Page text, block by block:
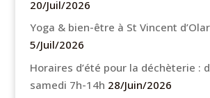
20/Juil/2026
Yoga & bien-être à St Vincent
5/Juil/2026
Horaires d’été pour la déchèterie :
samedi 7h-14h 28/Juin/2026